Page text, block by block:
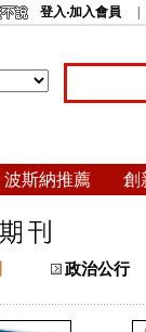
登入‧加入會員
波斯納推薦 創
政治公行